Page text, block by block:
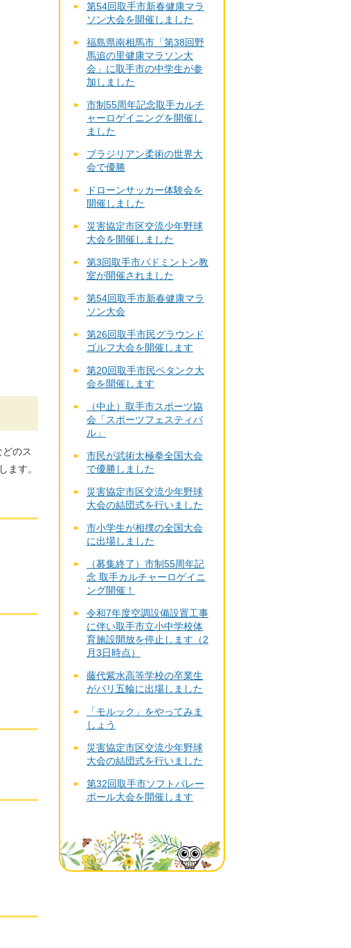
のス
ます。
第54回取手市新春健康マラ
ソン大会を開催しました
福島県南相馬市「第38回野
馬追の里健康マラソン大
会」に取手市の中学生が参
加しました
市制55周年記念取手カルチ
ャーロゲイニングを開催し
ました
ブラジリアン柔術の世界大
会で優勝
ドローンサッカー体験会を
開催しました
災害協定市区交流少年野球
大会を開催しました
第3回取手市バドミントン教
室が開催されました
第54回取手市新春健康マラ
ソン大会
第26回取手市民グラウンド
ゴルフ大会を開催します
第20回取手市民ペタンク大
会を開催します
（中止）取手市スポーツ協
会「スポーツフェスティバ
ル」
市民が武術太極拳全国大会
で優勝しました
災害協定市区交流少年野球
大会の結団式を行いました
市小学生が相撲の全国大会
に出場しました
（募集終了）市制55周年記
念 取手カルチャーロゲイニ
ング開催！
令和7年度空調設備設置工事
に伴い取手市立小中学校体
育施設開放を停止します（2
月3日時点）
藤代紫水高等学校の卒業生
がパリ五輪に出場しました
「モルック」をやってみま
しょう
災害協定市区交流少年野球
大会の結団式を行いました
第32回取手市ソフトバレー
ボール大会を開催します